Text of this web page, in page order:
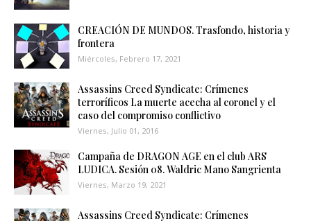
CREACIÓN DE MUNDOS. Trasfondo, historia y
frontera
Miércoles, Febrero 17, 2021
Assassins Creed Syndicate: Crímenes
terroríficos La muerte acecha al coronel y el
caso del compromiso conflictivo
Viernes, Julio 01, 2016
Campaña de DRAGON AGE en el club ARS
LUDICA. Sesión 08. Waldric Mano Sangrienta
Viernes, Marzo 19, 2021
Assassins Creed Syndicate: Crímenes